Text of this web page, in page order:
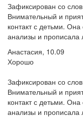
Зафиксирован со
Внимательный и
контакт с детьми.
анализы и прописала
Анастасия, 10.09
Хорошо
Зафиксирован со
Внимательный и
контакт с детьми.
анализы и прописала